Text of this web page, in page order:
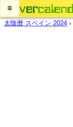
≡
太陰暦 スペイン 2024 ›